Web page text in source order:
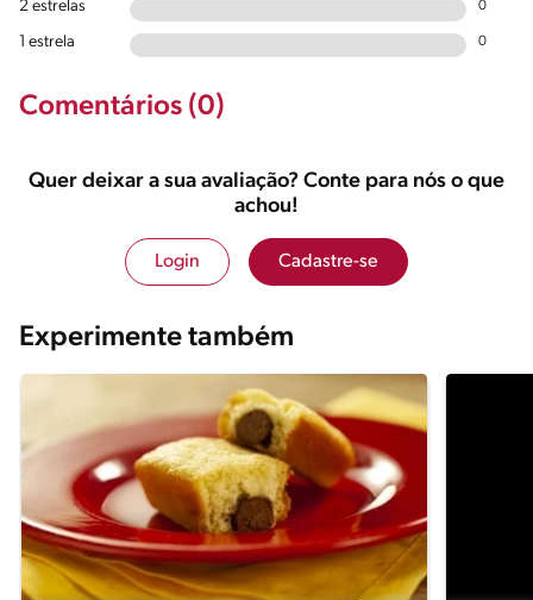
2 estrelas 0
1 estrela 0
Comentários (0)
Quer deixar a sua avaliação? Conte para nós o que
achou!
Login Cadastre-se
Experimente também